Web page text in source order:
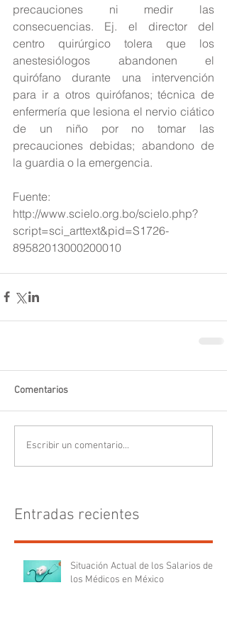
precauciones ni medir las
consecuencias. Ej. el director del
centro quirúrgico tolera que los
anestesiólogos abandonen el
quirófano durante una intervención
para ir a otros quirófanos; técnica de
enfermería que lesiona el nervio ciático
de un niño por no tomar las
precauciones debidas; abandono de
la guardia o la emergencia.
Fuente:
http://www.scielo.org.bo/scielo.php?
script=sci_arttext&pid=S1726-
89582013000200010
Comentarios
Escribir un comentario...
Entradas recientes
Situación Actual de los Salarios de
los Médicos en México